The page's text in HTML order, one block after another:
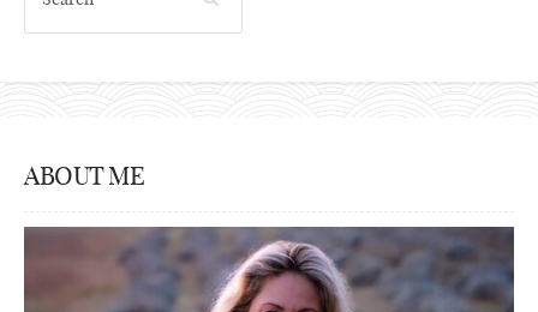
ABOUT ME